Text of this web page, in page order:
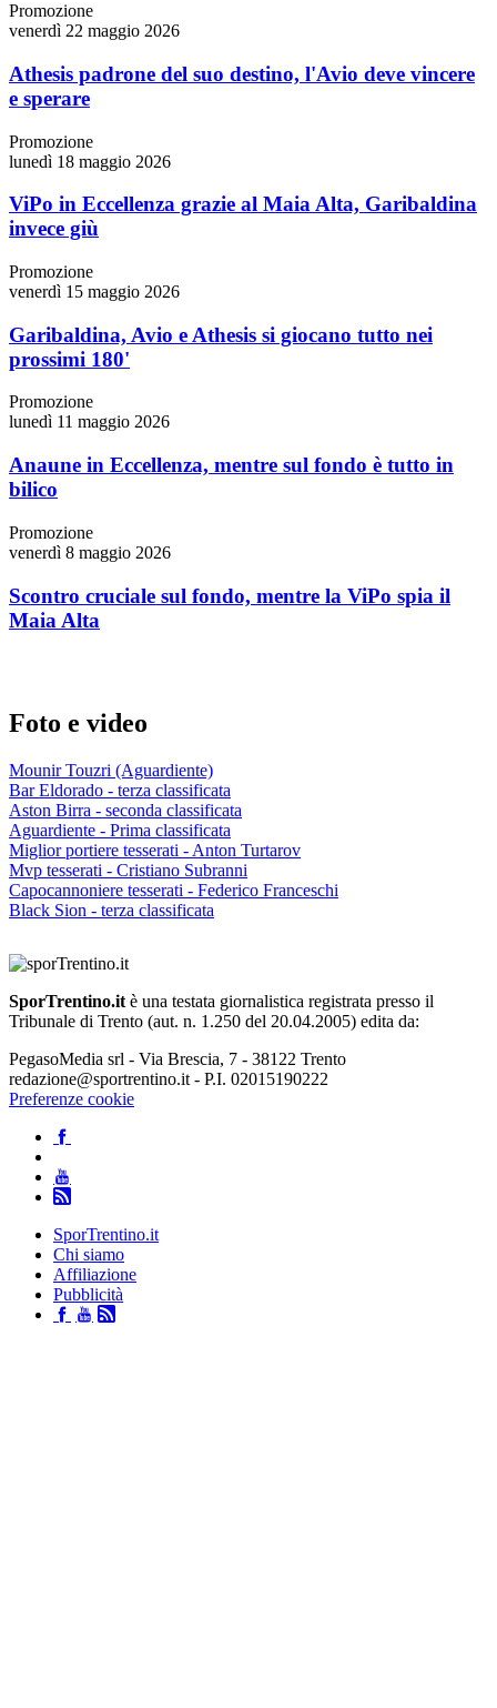
Promozione
venerdì 22 maggio 2026
Athesis padrone del suo destino, l'Avio deve vincere
e sperare
Promozione
lunedì 18 maggio 2026
ViPo in Eccellenza grazie al Maia Alta, Garibaldina
invece giù
Promozione
venerdì 15 maggio 2026
Garibaldina, Avio e Athesis si giocano tutto nei
prossimi 180'
Promozione
lunedì 11 maggio 2026
Anaune in Eccellenza, mentre sul fondo è tutto in
bilico
Promozione
venerdì 8 maggio 2026
Scontro cruciale sul fondo, mentre la ViPo spia il
Maia Alta
Foto e video
Mounir Touzri (Aguardiente)
Bar Eldorado - terza classificata
Aston Birra - seconda classificata
Aguardiente - Prima classificata
Miglior portiere tesserati - Anton Turtarov
Mvp tesserati - Cristiano Subranni
Capocannoniere tesserati - Federico Franceschi
Black Sion - terza classificata
SporTrentino.it è una testata giornalistica registrata presso il
Tribunale di Trento (aut. n. 1.250 del 20.04.2005) edita da:
PegasoMedia srl - Via Brescia, 7 - 38122 Trento
redazione@sportrentino.it - P.I. 02015190222
Preferenze cookie
SporTrentino.it
Chi siamo
Affiliazione
Pubblicità